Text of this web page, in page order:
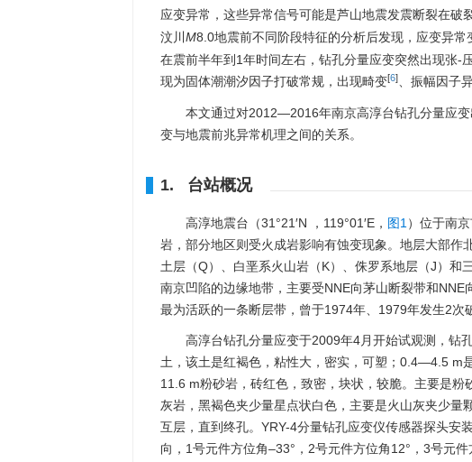
应变异常，这些异常信号可能是芦山地震发震断裂在破
汶川 M8.0地震前不同阶段特征的分析后发现，应变异
在震前半年到1年时间左右，钻孔分量应变突然出现张
现为固体潮潮汐因子打破常规，出现畸变[6] 、振幅因子
本文通过对2012—2016年南京高淳台钻孔分量应
变与地震前兆异常机理之间的关系。
1. 台站概况
高淳地震台（31°21′N ，119°01′E， 图1 ）位于南
岩，部分地区则受火成岩影响有蚀变现象。地层大部
土层（Q）、白垩系火山岩（K）、侏罗系地层（J）和
南京凹陷的边缘地带，主要受NNE向茅山断裂带和
最为活跃的一条断层带，曾于1974年、1979年发生2次
高淳台钻孔分量应变于2009年4月开始试观测，
土，该土是红褐色，粘性大，密实，可塑；0.4—4.5
11.6 m粉砂岩，砖红色，致密，块状，较脆。主要是
灰岩，黑褐色夹少量星点状白色，主要是火山灰夹少
互层，直到终孔。YRY-4分量钻孔应变仪传感器探头安
向，1号元件方位角–33°，2号元件方位角12°，3号元